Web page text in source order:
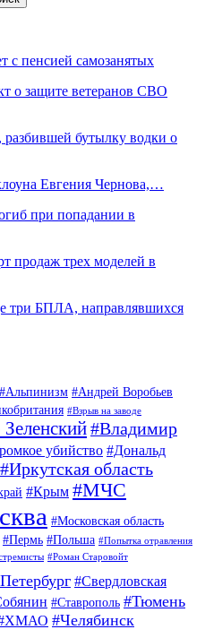
с пенсией самозанятых
о защите ветеранов СВО
бутылку водки о
Евгения Чернова,…
при попадании в
продаж трех моделей в
три БПЛА, направлявшихся
#Альпинизм #Андрей Воробьев
#Взрыв на заводе
#Владимир
убийство #Дональд
#Иркутская область
#Крым #МЧС
#Московская область
#Пермь #Польша #Попытка отравления
#Роман Старовойт
#Свердловская
#Ставрополь #Тюмень
#Челябинск